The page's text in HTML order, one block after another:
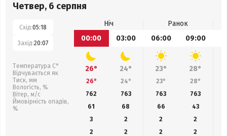
Четвер, 6 серпня
Схід:05:18
Захід:20:07
Температура С°
Відчувається як
Тиск, мм
Вологість, %
Вітер, м/с
Ймовірність опадів,
%
Ніч
Ранок
00:00
03:00 06:00 09:00
26° 24° 23° 28°
26° 24° 23° 28°
762
763 763 763
61
68 66
43
3
2 2
2
2
2 2 2